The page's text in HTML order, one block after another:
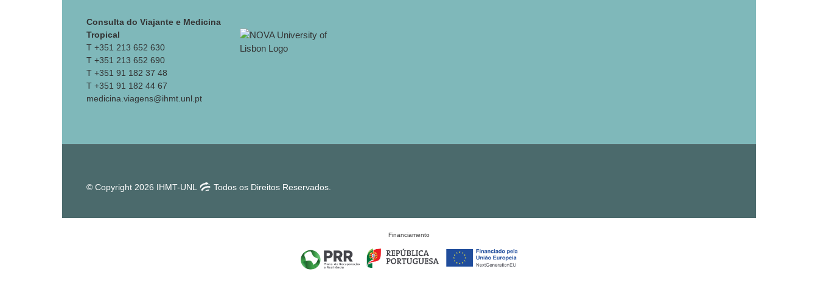
Consulta do Viajante e Medicina
Tropical
T +351 213 652 630
T +351 213 652 690
T +351 91 182 37 48
T +351 91 182 44 67
medicina.viagens@ihmt.unl.pt
© Copyright 2026 IHMT-UNL Todos os Direitos Reservados.
Financiamento